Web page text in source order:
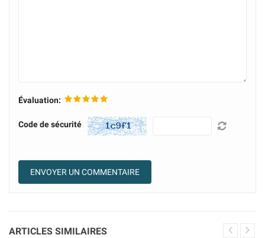
Évaluation:
Code de sécurité
ARTICLES SIMILAIRES